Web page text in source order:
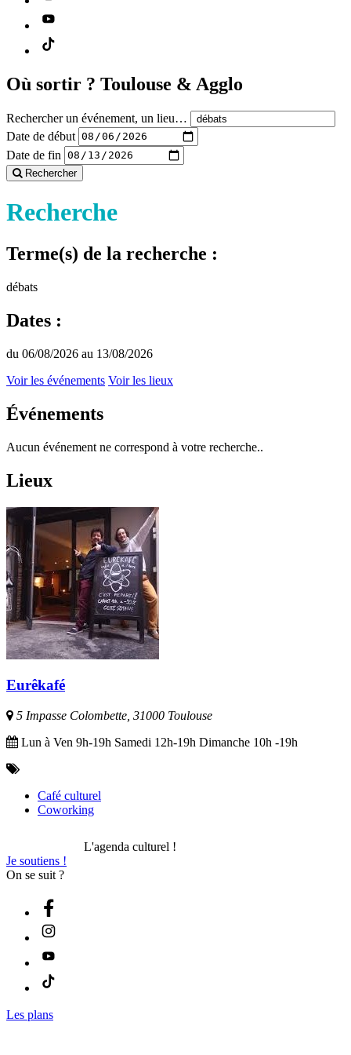
Où sortir ? Toulouse & Agglo
Rechercher un événement, un lieu…
Date de début
Date de fin
Rechercher
Recherche
Terme(s) de la recherche :
débats
Dates :
du 06/08/2026 au 13/08/2026
Voir les événements Voir les lieux
Événements
Aucun événement ne correspond à votre recherche..
Lieux
Eurêkafé
5 Impasse Colombette, 31000 Toulouse
Lun à Ven 9h-19h Samedi 12h-19h Dimanche 10h -19h
Café culturel
Coworking
L'agenda culturel !
Je soutiens !
On se suit ?
Les plans